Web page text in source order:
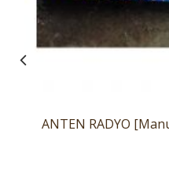
ANTEN RADYO